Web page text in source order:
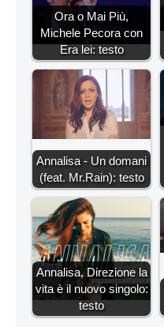
Ora o Mai Più,
Michele Pecora con
Era lei: testo
Annalisa - Un domani
(feat. Mr.Rain): testo
Annalisa, Direzione la
vita è il nuovo singolo:
testo